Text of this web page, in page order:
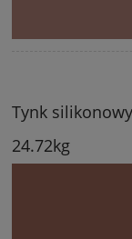
Tynk
24.72kg